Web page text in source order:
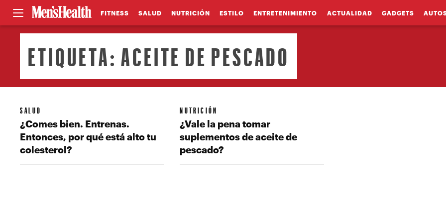
FITNESS SALUD NUTRICIÓN ESTILO ENTRETENIMIENTO ACTUALIDAD GADGETS
ETIQUETA:ACEITE DE PESCADO
SALUD
¿Comes bien. Entrenas.
Entonces, por qué está alto tu
colesterol?
NUTRICIÓN
¿Vale la pena tomar
suplementos de aceite de
pescado?